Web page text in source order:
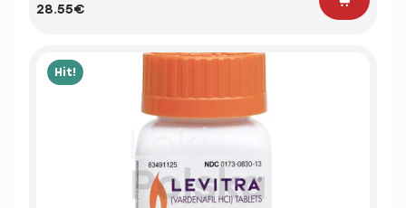
28.55€
Hit!